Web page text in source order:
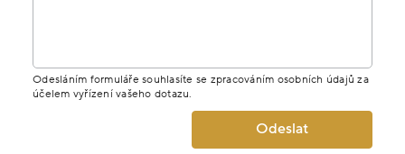
Odesláním formuláře souhlasíte se zpracováním osobních údajů za
účelem vyřízení vašeho dotazu.
Odeslat